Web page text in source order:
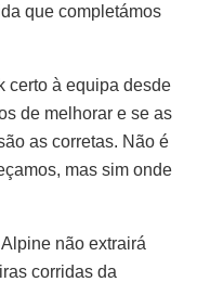
que completámos
certo à equipa desde
de melhorar e se as
as corretas. Não é
mas sim onde
não extrairá
corridas da